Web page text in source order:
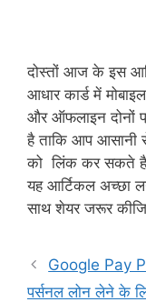
दोस्तों आज के इस
आधार कार्ड में
और ऑफलाइन दोनों
है ताकि आप आसानी
को लिंक कर सकते है
यह आर्टिकल अच्छा
साथ शेयर जरूर
Google Pay
पर्सनल लोन लेने के